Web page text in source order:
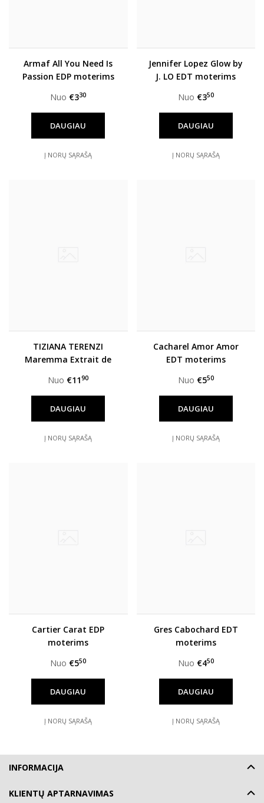
Armaf All You Need Is
Passion EDP moterims
Nuo €330
DAUGIAU
Į NORŲ SĄRAŠĄ
Jennifer Lopez Glow by
J. LO EDT moterims
Nuo €350
DAUGIAU
Į NORŲ SĄRAŠĄ
TIZIANA TERENZI
Maremma Extrait de
Nuo €1190
DAUGIAU
Į NORŲ SĄRAŠĄ
Cacharel Amor Amor
EDT moterims
Nuo €550
DAUGIAU
Į NORŲ SĄRAŠĄ
Cartier Carat EDP
moterims
Nuo €550
DAUGIAU
Į NORŲ SĄRAŠĄ
Gres Cabochard EDT
moterims
Nuo €450
DAUGIAU
Į NORŲ SĄRAŠĄ
INFORMACIJA
KLIENTŲ APTARNAVIMAS